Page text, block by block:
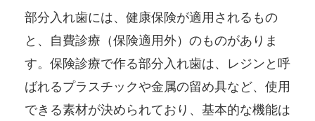
部分入れ歯には、健康保険が適用されるもの
と、自費診療（保険適用外）のものがありま
す。保険診療で作る部分入れ歯は、レジンと呼
ばれるプラスチックや金属の留め具など、使用
できる素材が決められており、基本的な機能は